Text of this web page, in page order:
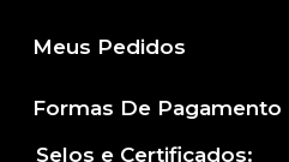
Meus Pedidos
Formas De Pagamento
Selos e Certificados: